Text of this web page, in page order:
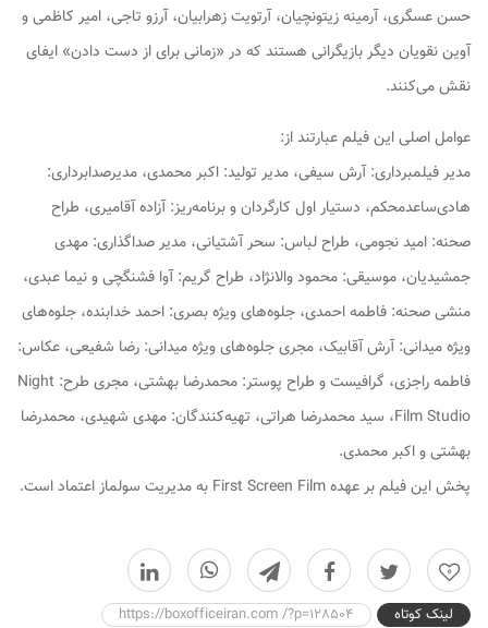
حسن عسگری، آرمینه زیتونچیان، آرتویت زهرابیان، آرزو تاجی، امیر کاظمی و
آوین نقویان دیگر بازیگرانی هستند که در «زمانی برای از دست دادن» ایفای
نقش می‌کنند.
عوامل اصلی این فیلم عبارتند از:
مدیر فیلمبرداری: آرش سیفی، مدیر تولید: اکبر محمدی، مدیرصدابرداری:
هادی‌ساعدمحکم، دستیار اول‌ کارگردان و برنامه‌ریز: آزاده آقامیری، ‎طراح
صحنه: امید نجومی، طراح لباس: سحر آشتیانی، مدیر صداگذاری: مهدی
جمشیدیان، موسیقی: محمود والانژاد، طراح گریم: آوا فشنگچی و نیما عبدی،
منشی صحنه: فاطمه احمدی، جلوه‌های ویژه بصری: احمد خدابنده، جلوه‌های
ویژه میدانی: آرش آقابیک، مجری جلوه‌های ویژه میدانی: رضا شفیعی، عکاس:
فاطمه راجزی، گرافیست و طراح پوستر: محمدرضا بهشتی، مجری طرح: Night
Film Studio، سید محمدرضا هراتی، تهیه‌کنندگان: مهدی شهیدی، محمدرضا
بهشتی و اکبر محمدی.
پخش این فیلم بر عهده First Screen Film به مدیریت سولماز اعتماد است.
0
لینک کوتاه
https://boxofficeiran.com /?p=128504